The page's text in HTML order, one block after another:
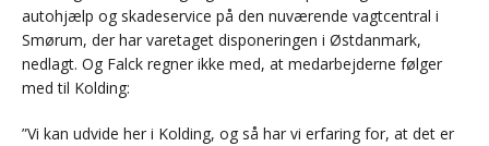
autohjælp og skadeservice på den nuværende vagtcentral i
Smørum, der har varetaget disponeringen i Østdanmark,
nedlagt. Og Falck regner ikke med, at medarbejderne følger
med til Kolding:
”Vi kan udvide her i Kolding, og så har vi erfaring for, at det er